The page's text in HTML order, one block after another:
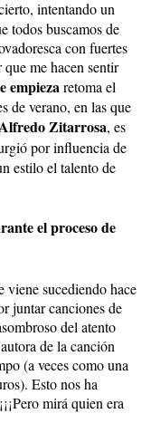
intentando un
todos buscamos de
con fuertes
me hacen sentir
empiezaretoma el
de verano, en las que
Zitarrosa, es
por influencia de
estilo el talento de
el proceso de
sucediendo hace
juntar canciones de
del atento
de la canción
(a veces como una
Esto nos ha
mirá quien era